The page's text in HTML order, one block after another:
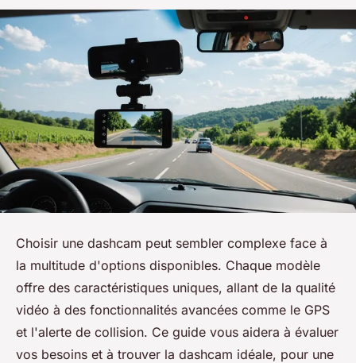
Choisir une dashcam peut sembler complexe face à
la multitude d'options disponibles. Chaque modèle
offre des caractéristiques uniques, allant de la qualité
vidéo à des fonctionnalités avancées comme le GPS
et l'alerte de collision. Ce guide vous aidera à évaluer
vos besoins et à trouver la dashcam idéale, pour une